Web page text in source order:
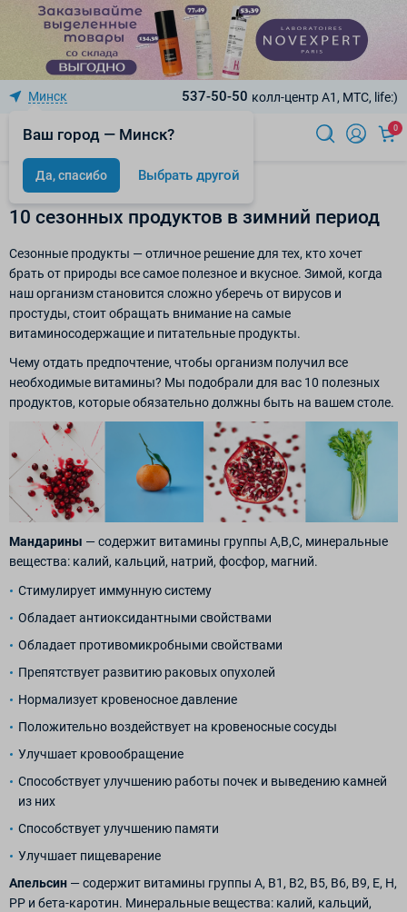
Минск
Ваш город — Минск?
Да, спасибо Выбрать другой
537-50-50 колл-центр A1, МТС, life:)
0
Статьи
10 сезонных продуктов в зимний период
Сезонные продукты — отличное решение для тех, кто хочет
брать от природы все самое полезное и вкусное. Зимой, когда
наш организм становится сложно уберечь от вирусов и
простуды, стоит обращать внимание на самые
витаминосодержащие и питательные продукты.
Чему отдать предпочтение, чтобы организм получил все
необходимые витамины? Мы подобрали для вас 10 полезных
продуктов, которые обязательно должны быть на вашем столе.
Мандарины — содержит витамины группы А,В,С, минеральные
вещества: калий, кальций, натрий, фосфор, магний.
Cтимулирует иммунную систему
Обладает антиоксидантными свойствами
Обладает противомикробными свойствами
Препятствует развитию раковых опухолей
Нормализует кровеносное давление
Положительно воздействует на кровеносные сосуды
Улучшает кровообращение
Способствует улучшению работы почек и выведению камней
из них
Способствует улучшению памяти
Улучшает пищеварение
Апельсин — содержит витамины группы А, В1, В2, В5, В6, В9, Е, H,
PP и бета-каротин. Минеральные вещества: калий, кальций,